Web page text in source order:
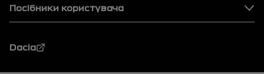
Посібники користувача
Dacia